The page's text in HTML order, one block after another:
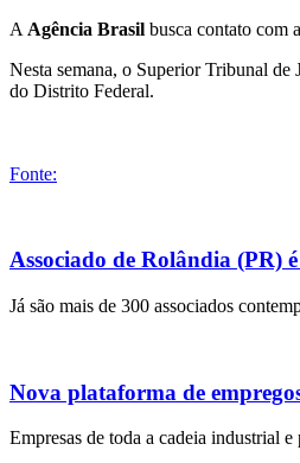
A Agência Brasil busca contato com
Nesta semana, o Superior Tribunal de
do Distrito Federal.
Fonte:
Associado de Rolândia (PR)
Já são mais de 300 associados
Nova plataforma de
Empresas de toda a cadeia industrial